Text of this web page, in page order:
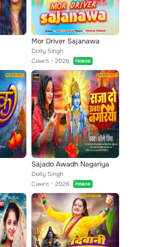
Mor Driver Sajanawa
Dolly Singh
Сингл
2026 Новое
Sajado Awadh Nagariya
Dolly Singh
Сингл
2026 Новое